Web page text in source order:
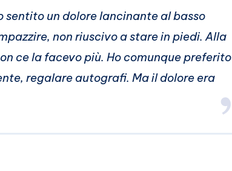
sentito un dolore lancinante al basso
non riuscivo a stare in piedi. Alla
ce la facevo più. Ho comunque preferito
regalare autografi. Ma il dolore era